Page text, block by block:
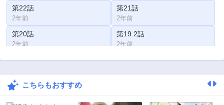
第22話
2年前
第21話
2年前
第20話
2年前
第19.2話
2年前
第19.1話 第18.2話
第18.1話
こちらもおすすめ